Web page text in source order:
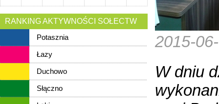
RANKING AKTYWNOŚCI SOŁECTW
Potasznia
Łazy
Duchowo
Słączno
2015-
W dniu